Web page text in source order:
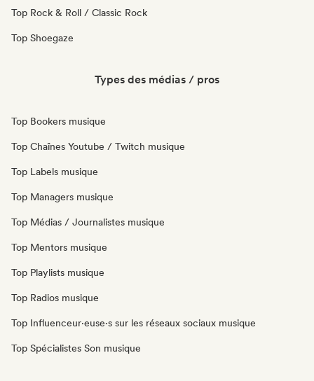
Top Rock & Roll / Classic Rock
Top Shoegaze
Types des médias / pros
Top Bookers musique
Top Chaînes Youtube / Twitch musique
Top Labels musique
Top Managers musique
Top Médias / Journalistes musique
Top Mentors musique
Top Playlists musique
Top Radios musique
Top Influenceur·euse·s sur les réseaux sociaux musique
Top Spécialistes Son musique